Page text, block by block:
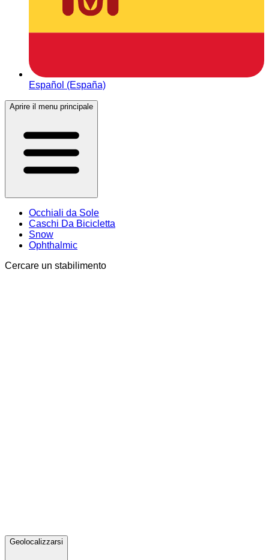
Español (España)
Aprire il menu principale
Occhiali da Sole
Caschi Da Bicicletta
Snow
Ophthalmic
Cercare un stabilimento
Geolocalizzarsi